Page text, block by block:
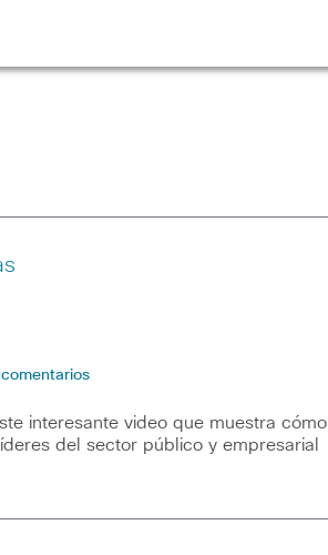
interesante video que muestra cómo
del sector público y empresarial